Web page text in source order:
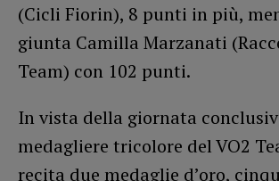
(Cicli Fiorin), 8 punti in più,
giunta Camilla Marzanati
Team) con 102 punti.
In vista della giornata
medagliere tricolore del VO2
recita due medaglie d’oro,